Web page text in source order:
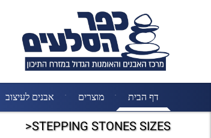
דף הבית מוצרים אבנים לעיצוב
STEPPING STONES SIZES<